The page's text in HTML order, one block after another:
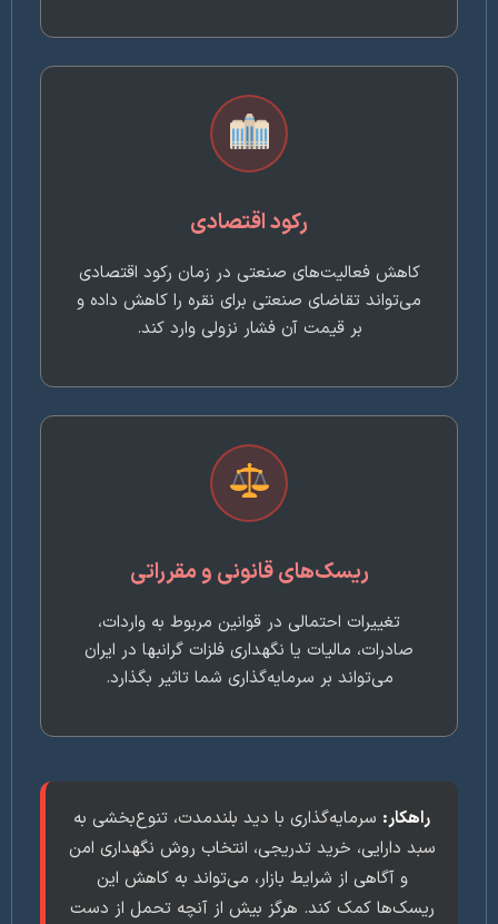
رکود اقتصادی
کاهش فعالیت‌های صنعتی در زمان رکود اقتصادی
می‌تواند تقاضای صنعتی برای نقره را کاهش داده و
بر قیمت آن فشار نزولی وارد کند.
ریسک‌های قانونی و مقرراتی
تغییرات احتمالی در قوانین مربوط به واردات،
صادرات، مالیات یا نگهداری فلزات گرانبها در ایران
می‌تواند بر سرمایه‌گذاری شما تاثیر بگذارد.
سرمایه‌گذاری با دید بلندمدت، تنوع‌بخشی به
سبد دارایی، خرید تدریجی، انتخاب روش نگهداری امن
و آگاهی از شرایط بازار، می‌تواند به کاهش این
ریسک‌ها کمک کند. هرگز بیش از آنچه تحمل از دست